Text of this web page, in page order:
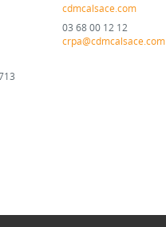
cdmcalsace.com
03 68 00 12 12
crpa@cdmcalsace.com